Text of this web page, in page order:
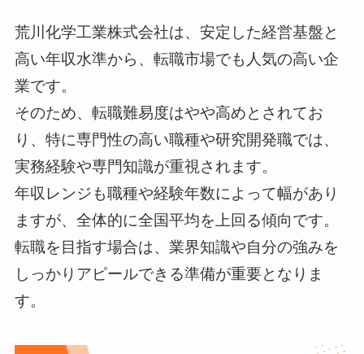
荒川化学工業株式会社は、安定した経営基盤と
高い年収水準から、転職市場でも人気の高い企
業です。
そのため、転職難易度はやや高めとされてお
り、特に専門性の高い職種や研究開発職では、
実務経験や専門知識が重視されます。
年収レンジも職種や経験年数によって幅があり
ますが、全体的に全国平均を上回る傾向です。
転職を目指す場合は、業界知識や自分の強みを
しっかりアピールできる準備が重要となりま
す。